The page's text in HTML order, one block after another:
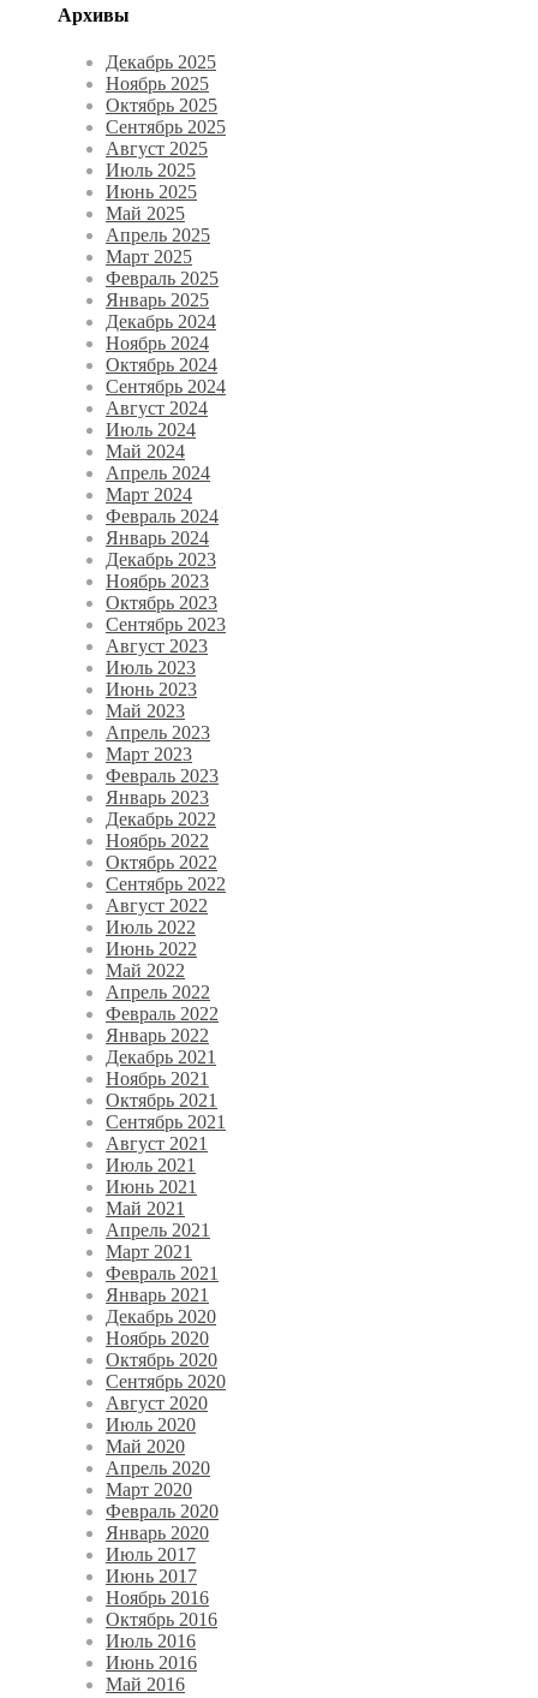
Архивы
Декабрь 2025
Ноябрь 2025
Октябрь 2025
Сентябрь 2025
Август 2025
Июль 2025
Июнь 2025
Май 2025
Апрель 2025
Март 2025
Февраль 2025
Январь 2025
Декабрь 2024
Ноябрь 2024
Октябрь 2024
Сентябрь 2024
Август 2024
Июль 2024
Май 2024
Апрель 2024
Март 2024
Февраль 2024
Январь 2024
Декабрь 2023
Ноябрь 2023
Октябрь 2023
Сентябрь 2023
Август 2023
Июль 2023
Июнь 2023
Май 2023
Апрель 2023
Март 2023
Февраль 2023
Январь 2023
Декабрь 2022
Ноябрь 2022
Октябрь 2022
Сентябрь 2022
Август 2022
Июль 2022
Июнь 2022
Май 2022
Апрель 2022
Февраль 2022
Январь 2022
Декабрь 2021
Ноябрь 2021
Октябрь 2021
Сентябрь 2021
Август 2021
Июль 2021
Июнь 2021
Май 2021
Апрель 2021
Март 2021
Февраль 2021
Январь 2021
Декабрь 2020
Ноябрь 2020
Октябрь 2020
Сентябрь 2020
Август 2020
Июль 2020
Май 2020
Апрель 2020
Март 2020
Февраль 2020
Январь 2020
Июль 2017
Июнь 2017
Ноябрь 2016
Октябрь 2016
Июль 2016
Июнь 2016
Май 2016